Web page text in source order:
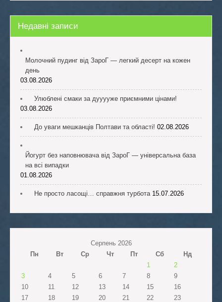
Недавні записи
Молочний пудинг від ЗароГ — легкий десерт на кожен
день
03.08.2026
Улюблені смаки за дууууже приємними цінами!
03.08.2026
До уваги мешканців Полтави та області! 02.08.2026
Йогурт без наповнювача від ЗароГ — універсальна база
на всі випадки
01.08.2026
Не просто ласощі… справжня турбота 15.07.2026
Серпень 2026
Пн
Вт Ср Чт Пт Сб
Нд
1
2
3
4 5 6 7 8
9
10
11 12 13 14 15
16
17
18 19 20 21 22
23